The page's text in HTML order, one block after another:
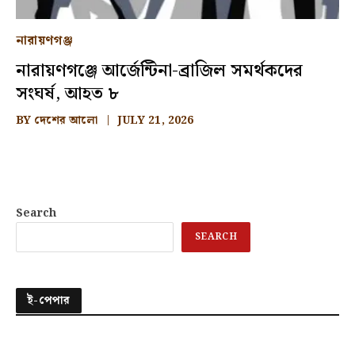
নারায়ণগঞ্জ
নারায়ণগঞ্জে আর্জেন্টিনা-ব্রাজিল সমর্থকদের
সংঘর্ষ, আহত ৮
BY দেশের আলো JULY 21, 2026
Search
SEARCH
ই-পেপার